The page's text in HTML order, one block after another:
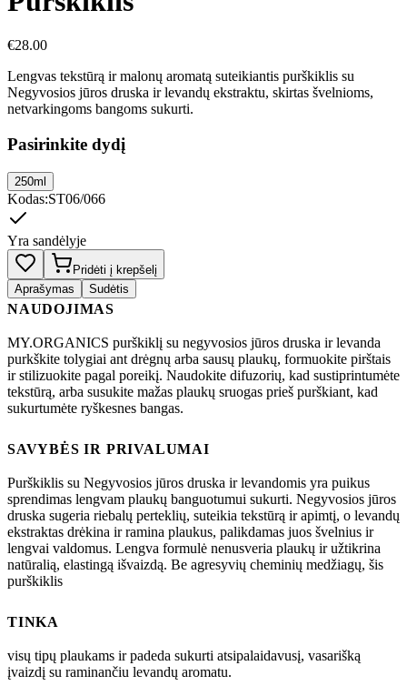
€28.00
Lengvas tekstūrą ir malonų aromatą suteikiantis purškiklis su
Negyvosios jūros druska ir levandų ekstraktu, skirtas švelnioms,
netvarkingoms bangoms sukurti.
Pasirinkite dydį
250ml
Kodas:ST06/066
Yra sandėlyje
Pridėti į krepšelį
Aprašymas
Sudėtis
NAUDOJIMAS
MY.ORGANICS purškiklį su negyvosios jūros druska ir levanda
purkškite tolygiai ant drėgnų arba sausų plaukų, formuokite pirštais
ir stilizuokite pagal poreikį. Naudokite difuzorių, kad sustiprintumėte
tekstūrą, arba susukite mažas plaukų sruogas prieš purškiant, kad
sukurtumėte ryškesnes bangas.
SAVYBĖS IR PRIVALUMAI
Purškiklis su Negyvosios jūros druska ir levandomis yra puikus
sprendimas lengvam plaukų banguotumui sukurti. Negyvosios jūros
druska sugeria riebalų perteklių, suteikia tekstūrą ir apimtį, o levandų
ekstraktas drėkina ir ramina plaukus, palikdamas juos švelnius ir
lengvai valdomus. Lengva formulė nenusveria plaukų ir užtikrina
natūralią, elastingą išvaizdą. Be agresyvių cheminių medžiagų, šis
purškiklis
TINKA
visų tipų plaukams ir padeda sukurti atsipalaidavusį, vasarišką
įvaizdį su raminančiu levandų aromatu.